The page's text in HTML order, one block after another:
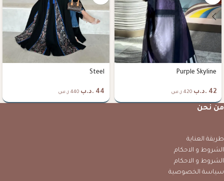
Purple Skyline
42 .د.ب 420 ر.س
Steel
44 .د.ب 440 ر.س
من نحن
طريقة العناية
الشروط و الاحكام
الشروط و الاحكام
سياسة الخصوصية